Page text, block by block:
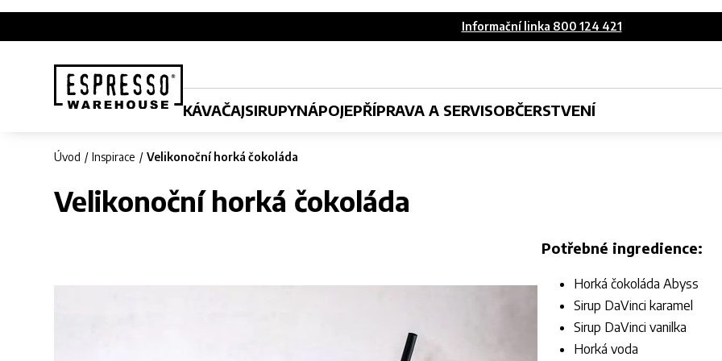
Informační linka 800 124 421
KÁVAČAJSIRUPYNÁPOJEPŘÍPRAVA A SERVISOBČERSTVENÍ
Úvod Inspirace Velikonoční horká čokoláda
Velikonoční horká čokoláda
Potřebné ingredience:
Horká čokoláda Abyss
Sirup DaVinci karamel
Sirup DaVinci vanilka
Horká voda